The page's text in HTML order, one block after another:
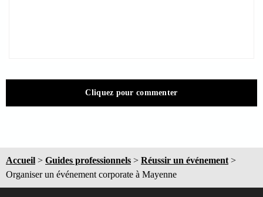
Cliquez pour commenter
Accueil > Guides professionnels > Réussir un événement >
Organiser un événement corporate à Mayenne